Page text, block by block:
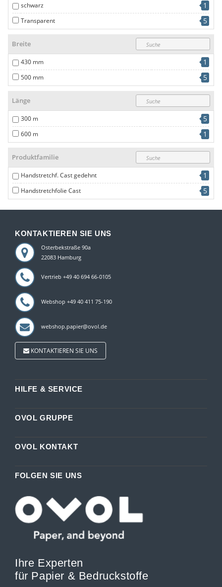
schwarz 1
Transparent 5
Breite
430 mm 1
500 mm 5
Länge
300 m 5
600 m 1
Produktfamilie
Handstretchf. Cast gedehnt 1
Handstretchfolie Cast 5
KONTAKTIEREN SIE UNS
Osterbekstraße 90a
22083 Hamburg
Vertrieb +49 40 694 66-0105
Webshop +49 40 411 75-190
webshop.papier@ovol.de
KONTAKTIEREN SIE UNS
HILFE & SERVICE
OVOL GRUPPE
OVOL KONTAKT
FOLGEN SIE UNS
Ihre Experten
für Papier & Bedruckstoffe